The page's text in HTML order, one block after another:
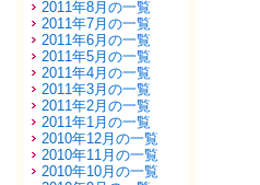
2011年8月の一覧
2011年7月の一覧
2011年6月の一覧
2011年5月の一覧
2011年4月の一覧
2011年3月の一覧
2011年2月の一覧
2011年1月の一覧
2010年12月の一覧
2010年11月の一覧
2010年10月の一覧